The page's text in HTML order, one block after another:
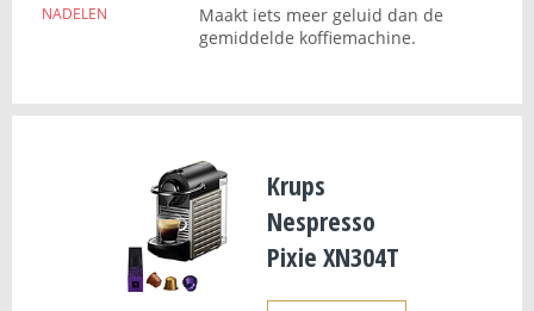
NADELEN
Maakt iets meer geluid dan de
gemiddelde koffiemachine.
Krups
Nespresso
Pixie XN304T